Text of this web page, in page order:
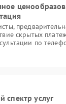
скрытых
по
спектр услуг